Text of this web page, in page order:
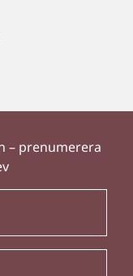
– prenumerera